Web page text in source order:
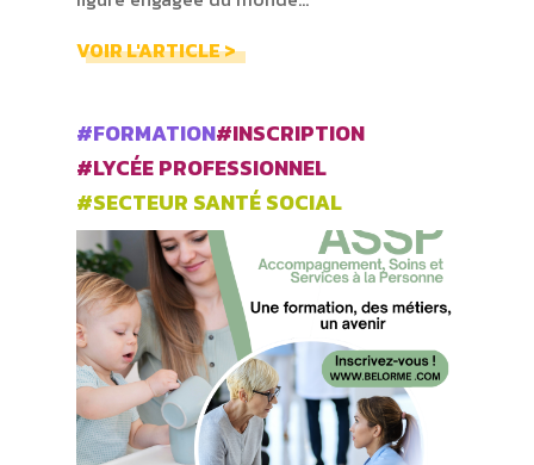
VOIR L'ARTICLE >
#FORMATION#INSCRIPTION
#LYCÉE PROFESSIONNEL
#SECTEUR SANTÉ SOCIAL